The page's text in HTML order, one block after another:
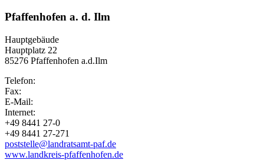
Pfaffenhofen a. d. Ilm
Hauptgebäude
Hauptplatz 22
85276 Pfaffenhofen a.d.Ilm
Telefon:
Fax:
E-Mail:
Internet:
+49 8441 27-0
+49 8441 27-271
poststelle@landratsamt-paf.de
www.landkreis-pfaffenhofen.de